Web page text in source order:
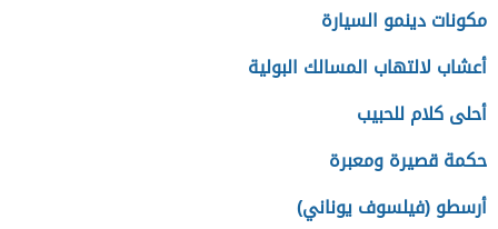
مكونات دينمو السيارة
أعشاب لالتهاب المسالك البولية
أحلى كلام للحبيب
حكمة قصيرة ومعبرة
أرسطو (فيلسوف يوناني)